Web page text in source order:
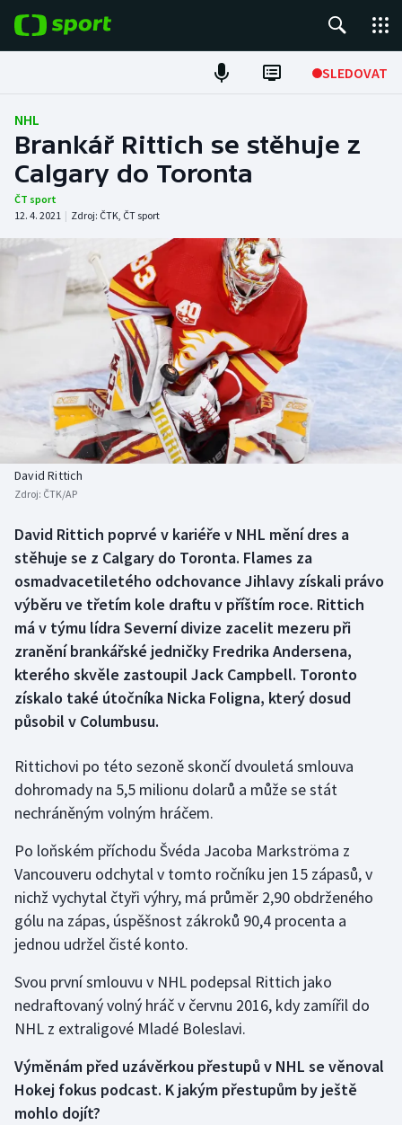
SLEDOVAT
Fotbal
Hokej
Tenis
Atletika
Cyklistika
DALŠÍ SPORTY
Americký fotbal
Baseball a softbal
Basketbal
Biatlon
Boby a skeleton
Box
Curling
Dostihy
Florbal
Futsal
Golf
Gymnastika
Házená
Jezdectví
Judo
Krasobruslení
Lezení
Lyže a snowboard
NEPŘEHLÉDNĚTE
Soutěže
Historické návraty
Aplikace ČT sport
AZ kvíz
NHL
Brankář Rittich se stěhuje z
Calgary do Toronta
ČT sport
12. 4. 2021 | Zdroj: ČTK, ČT sport
David Rittich
Zdroj: ČTK/AP
David Rittich poprvé v kariéře v NHL mění dres a
stěhuje se z Calgary do Toronta. Flames za
osmadvacetiletého odchovance Jihlavy získali právo
výběru ve třetím kole draftu v příštím roce. Rittich
má v týmu lídra Severní divize zacelit mezeru při
zranění brankářské jedničky Fredrika Andersena,
kterého skvěle zastoupil Jack Campbell. Toronto
získalo také útočníka Nicka Foligna, který dosud
působil v Columbusu.
Rittichovi po této sezoně skončí dvouletá smlouva
dohromady na 5,5 milionu dolarů a může se stát
nechráněným volným hráčem.
Po loňském příchodu Švéda Jacoba Markströma z
Vancouveru odchytal v tomto ročníku jen 15 zápasů, v
nichž vychytal čtyři výhry, má průměr 2,90 obdrženého
gólu na zápas, úspěšnost zákroků 90,4 procenta a
jednou udržel čisté konto.
Svou první smlouvu v NHL podepsal Rittich jako
nedraftovaný volný hráč v červnu 2016, kdy zamířil do
NHL z extraligové Mladé Boleslavi.
Výměnám před uzávěrkou přestupů v NHL se věnoval
Hokej fokus podcast. K jakým přestupům by ještě
mohlo dojít?